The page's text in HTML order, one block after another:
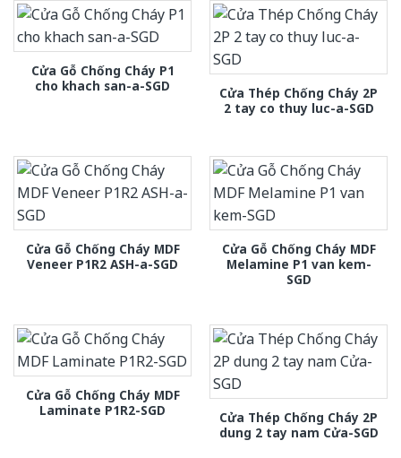
Cửa Gỗ Chống Cháy P1
cho khach san-a-SGD
Cửa Thép Chống Cháy 2P
2 tay co thuy luc-a-SGD
Cửa Gỗ Chống Cháy MDF
Veneer P1R2 ASH-a-SGD
Cửa Gỗ Chống Cháy MDF
Melamine P1 van kem-
SGD
Cửa Gỗ Chống Cháy MDF
Laminate P1R2-SGD
Cửa Thép Chống Cháy 2P
dung 2 tay nam Cửa-SGD